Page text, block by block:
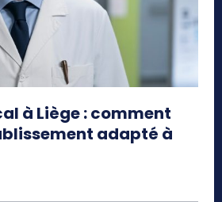
à Liège : comment
adapté à